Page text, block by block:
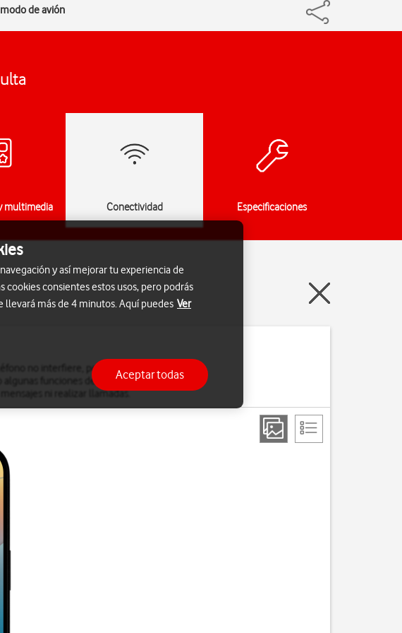
de avión
multimedia Conectividad Especificaciones
no interfiere, por ejemplo, con los
funciones del teléfono cuando has
ni realizar llamadas.
y así mejorar tu experiencia de
cookies consientes estos usos, pero podrás
más de 4 minutos. Aquí puedes Ver
Aceptar todas